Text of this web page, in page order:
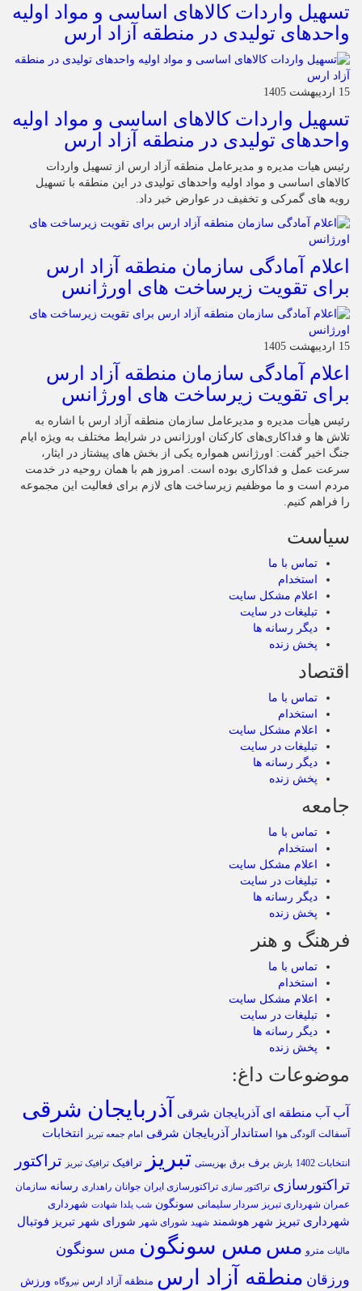
تسهیل واردات کالاهای اساسی و مواد اولیه
واحدهای تولیدی در منطقه آزاد ارس
15 اردیبهشت 1405
تسهیل واردات کالاهای اساسی و مواد اولیه
واحدهای تولیدی در منطقه آزاد ارس
رئیس هیات مدیره و مدیرعامل منطقه آزاد ارس از تسهیل واردات
کالاهای اساسی و مواد اولیه واحدهای تولیدی در این منطقه با تسهیل
رویه های گمرکی و تخفیف در عوارض خبر داد.
اعلام آمادگی سازمان منطقه آزاد ارس
برای تقویت زیرساخت‌ های اورژانس
15 اردیبهشت 1405
اعلام آمادگی سازمان منطقه آزاد ارس
برای تقویت زیرساخت‌ های اورژانس
رئیس هیأت‌ مدیره و مدیرعامل سازمان منطقه آزاد ارس با اشاره به
تلاش‌ ها و فداکاری‌های کارکنان اورژانس در شرایط مختلف به‌ ویژه ایام
جنگ اخیر گفت: اورژانس همواره یکی از بخش‌ های پیشتاز در ایثار،
سرعت‌ عمل و فداکاری بوده است. امروز هم با همان روحیه در خدمت
مردم است و ما موظفیم زیرساخت‌ های لازم برای فعالیت این مجموعه
را فراهم کنیم.
سیاست
تماس با ما
استخدام
اعلام مشکل سایت
تبلیغات در سایت
دیگر رسانه ها
پخش زنده
اقتصاد
تماس با ما
استخدام
اعلام مشکل سایت
تبلیغات در سایت
دیگر رسانه ها
پخش زنده
جامعه
تماس با ما
استخدام
اعلام مشکل سایت
تبلیغات در سایت
دیگر رسانه ها
پخش زنده
فرهنگ و هنر
تماس با ما
استخدام
اعلام مشکل سایت
تبلیغات در سایت
دیگر رسانه ها
پخش زنده
موضوعات داغ:
آب آب منطقه ای آذربایجان شرقی آذربایجان شرقی
آسفالت آلودگی هوا استاندار آذربایجان شرقی امام جمعه تبریز انتخابات
انتخابات 1402 بارش برف برق بهزیستی تبریز ترافیک ترافیک تبریز تراکتور
تراکتورسازی تراکتور سازی تراکتورسازی ایران جوانان راهداری رسانه سازمان
عمران شهرداری تبریز سردار سلیمانی سونگون شب یلدا شهادت شهرداری
شهرداری تبریز شهر هوشمند شهید شورای شهر شورای شهر تبریز فوتبال
مالیات مترو مس مس سونگون مس سونگون
ورزقان منطقه آزاد ارس منظقه آزاد ارس نیروگاه ورزش